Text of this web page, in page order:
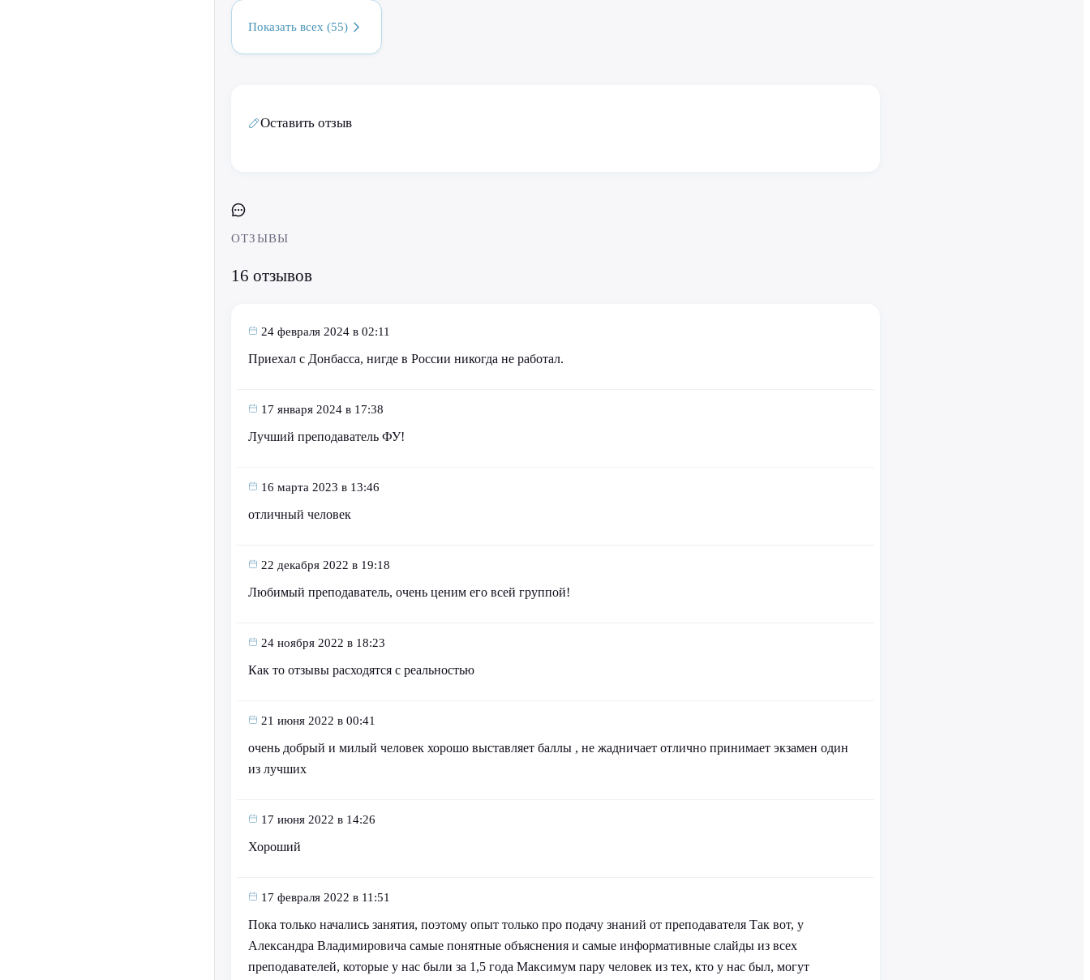
Показать всех (55)
Оставить отзыв
ОТЗЫВЫ
16 отзывов
24 февраля 2024 в 02:11
Приехал с Донбасса, нигде в России никогда не работал.
17 января 2024 в 17:38
Лучший преподаватель ФУ!
16 марта 2023 в 13:46
отличный человек
22 декабря 2022 в 19:18
Любимый преподаватель, очень ценим его всей группой!
24 ноября 2022 в 18:23
Как то отзывы расходятся с реальностью
21 июня 2022 в 00:41
очень добрый и милый человек хорошо выставляет баллы , не жадничает отлично принимает экзамен один
из лучших
17 июня 2022 в 14:26
Хороший
17 февраля 2022 в 11:51
Пока только начались занятия, поэтому опыт только про подачу знаний от преподавателя Так вот, у
Александра Владимировича самые понятные объяснения и самые информативные слайды из всех
преподавателей, которые у нас были за 1,5 года Максимум пару человек из тех, кто у нас был, могут